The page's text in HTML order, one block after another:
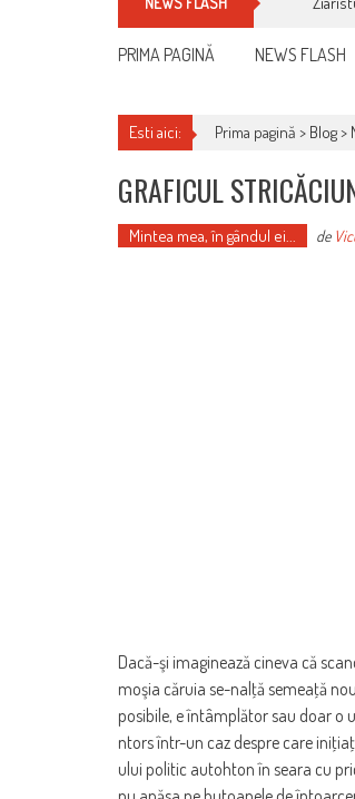
PRIMA PAGINĂ NEWS FLASH
Esti aici: Prima pagină > Blog>
GRAFICUL
Mintea mea, în gândul ei... de
Dacă-şi imaginează cineva că
moşia căruia se-nalţă semeaţă
posibile, e întâmplător sau doar o
ntors într-un caz despre care
ului politic autohton în seara cu